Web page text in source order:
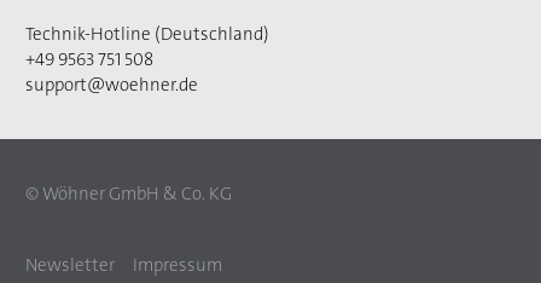
Technik-Hotline (Deutschland)
+49 9563 751 508
support@woehner.de
© Wöhner GmbH & Co. KG
Newsletter Impressum